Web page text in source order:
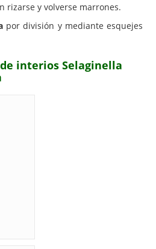
rizarse y volverse marrones.
por división y mediante esquejes
interios Selaginella